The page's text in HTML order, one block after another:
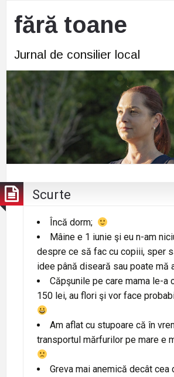
fără toane
Jurnal de consilier local
Scurte
Încă dorm;
Mâine e 1 iunie şi eu n-am
despre ce să fac cu copiii, sper
idee până diseară sau poate mă
Căpşunile pe care mama le-a
150 lei, au flori şi vor face
Am aflat cu stupoare că în
transportul mărfurilor pe mare e
Greva mai anemică decât cea